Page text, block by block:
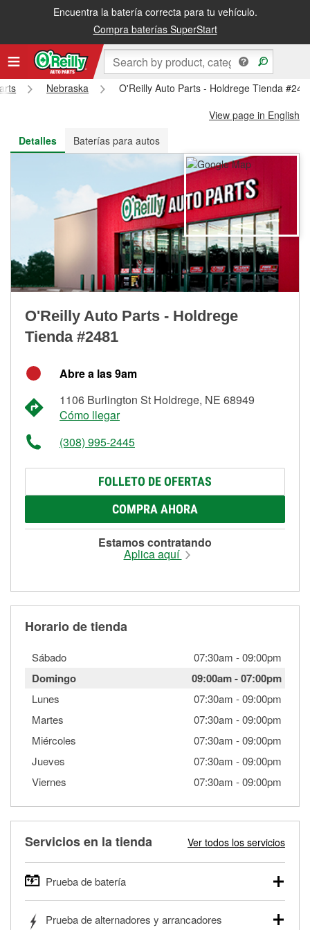
Encuentra la batería correcta para tu vehículo.
Compra baterías SuperStart
Recibe tu orden gratis al día siguiente o recógela en la tienda
Nebraska
O'Reilly Auto Parts - Holdrege Tienda
View page in English
Detalles
Baterías para autos
O'Reilly Auto Parts - Holdrege
Tienda #2481
Abre a las 9am
1106 Burlington St Holdrege, NE 68949
Cómo llegar
(308) 995-2445
FOLLETO DE OFERTAS
COMPRA AHORA
Estamos contratando
Aplica aquí
Horario de tienda
Sábado 07:30am -09:00pm
Domingo 09:00am-07:00pm
Lunes 07:30am -09:00pm
Martes
07:30am -09:00pm
Miércoles
07:30am -09:00pm
Jueves
07:30am -09:00pm
Viernes
07:30am -09:00pm
Servicios en la tienda Ver todos los servicios
Prueba de batería
autos, camionetas, SUVs, vehículos comerciales y
Prueba de alternadores y arrancadores